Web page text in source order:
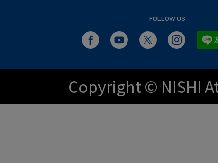
FOLLOW US
Copyright © NISHI